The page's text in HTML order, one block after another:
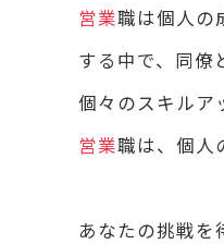
営業職は個人の
する中で、同僚
個々のスキルア
営業職は、個人
あなたの挑戦を